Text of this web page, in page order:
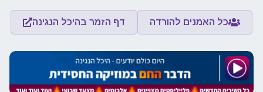
כל האמנים להורדה דף הזמר בהיכל הנגינה